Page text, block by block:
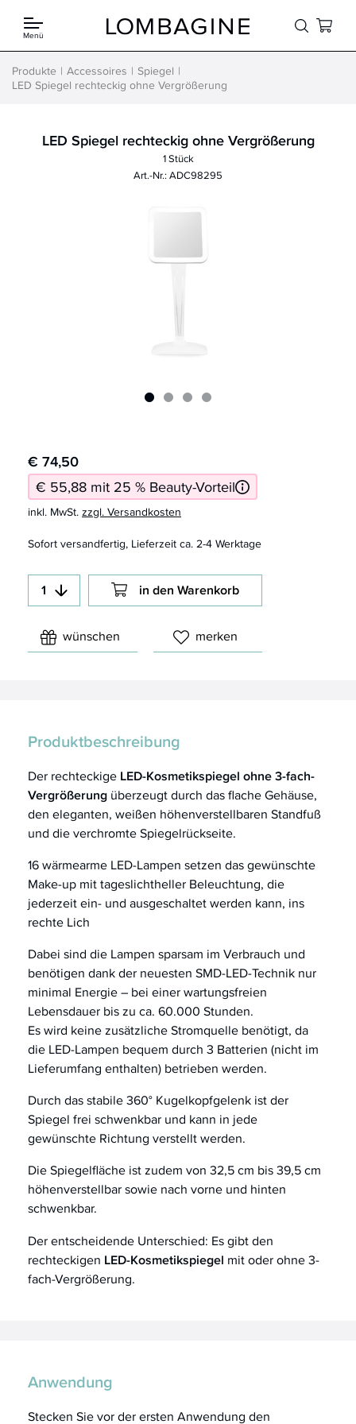
Menü
Produkte Accessoires
Spiegel
LED Spiegel rechteckig ohne Vergrößerung
LED Spiegel rechteckig ohne Vergrößerung
1 Stück
Art.-Nr.: ADC98295
€ 74,50
€ 55,88 mit 25 % Beauty-Vorteil
inkl. MwSt.zzgl. Versandkosten
Sofort versandfertig, Lieferzeit ca. 2-4 Werktage
in den Warenkorb
wünschen merken
Produktbeschreibung
Der rechteckige LED-Kosmetikspiegel ohne 3-fach-
Vergrößerung überzeugt durch das flache Gehäuse,
den eleganten, weißen höhenverstellbaren Standfuß
und die verchromte Spiegelrückseite.
16 wärmearme LED-Lampen setzen das gewünschte
Make-up mit tageslichtheller Beleuchtung, die
jederzeit ein- und ausgeschaltet werden kann, ins
rechte Lich
Dabei sind die Lampen sparsam im Verbrauch und
benötigen dank der neuesten SMD-LED-Technik nur
minimal Energie – bei einer wartungsfreien
Lebensdauer bis zu ca. 60.000 Stunden.
Es wird keine zusätzliche Stromquelle benötigt, da
die LED-Lampen bequem durch 3 Batterien (nicht im
Lieferumfang enthalten) betrieben werden.
Durch das stabile 360° Kugelkopfgelenk ist der
Spiegel frei schwenkbar und kann in jede
gewünschte Richtung verstellt werden.
Die Spiegelfläche ist zudem von 32,5 cm bis 39,5 cm
höhenverstellbar sowie nach vorne und hinten
schwenkbar.
Der entscheidende Unterschied: Es gibt den
rechteckigen LED-Kosmetikspiegel mit oder ohne 3-
fach-Vergrößerung.
Anwendung
Stecken Sie vor der ersten Anwendung den